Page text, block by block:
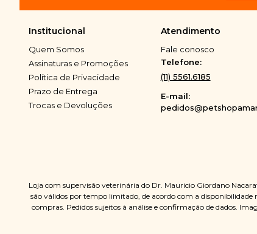
Institucional
Quem Somos
Assinaturas e Promoções
Política de Privacidade
Prazo de Entrega
Trocas e Devoluções
Atendimento
Fale conosco
Telefone:
(11) 5561.6185
E-mail:
Loja com supervisão veterinária do Dr. Mauricio Giordano
são válidos por tempo limitado, de acordo com a disponibilidade
compras. Pedidos sujeitos à análise e confirmação de dados.